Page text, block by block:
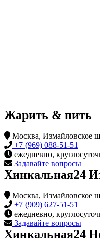
Жарить & пить
Москва, Измайловское
+7 (969) 088-51-51
ежедневно,
Задавайте вопросы
Хинкальная24
Москва, Измайловское
+7 (909) 627-51-51
ежедневно,
Задавайте вопросы
Хинкальная24